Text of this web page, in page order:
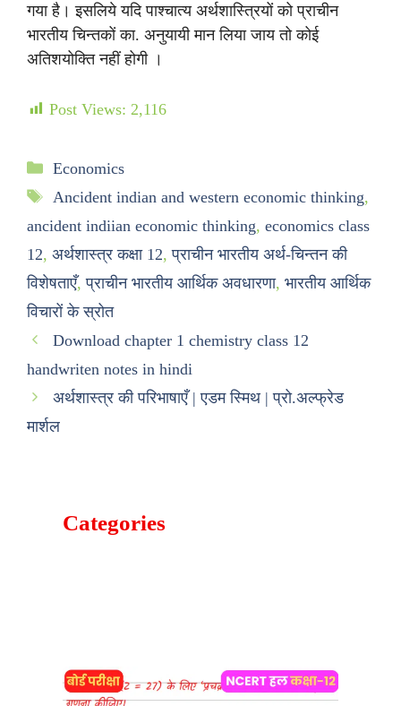
गया है। इसलिये यदि पाश्चात्य अर्थशास्त्रियों को प्राचीन
भारतीय चिन्तकों का. अनुयायी मान लिया जाय तो कोई
अतिशयोक्ति नहीं होगी ।
Post Views: 2,116
Economics
Ancident indian and western economic thinking,
ancident indiian economic thinking, economics class
12, अर्थशास्त्र कक्षा 12,प्राचीन भारतीय अर्थ-चिन्तन की
विशेषताएँ,प्राचीन भारतीय आर्थिक अवधारणा, भारतीय आर्थिक
विचारों के स्रोत
Download chapter 1 chemistry class 12
handwriten notes in hindi
अर्थशास्त्र की परिभाषाएँ | एडम स्मिथ | प्रो.अल्फ्रेड
मार्शल
Categories